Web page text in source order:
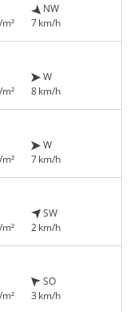
NW
7 km/h
W
8 km/h
W
7 km/h
SW
2 km/h
SO
3 km/h